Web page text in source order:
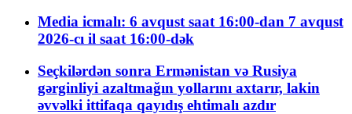
Media icmalı: 6 avqust saat 16:00-dan 7 avqust
2026-cı il saat 16:00-dək
Seçkilərdən sonra Ermənistan və Rusiya
gərginliyi azaltmağın yollarını axtarır, lakin
əvvəlki ittifaqa qayıdış ehtimalı azdır